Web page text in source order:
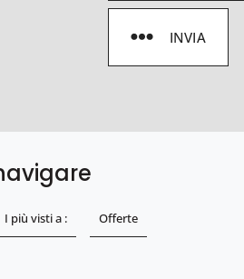
INVIA
I più visti a : Offerte